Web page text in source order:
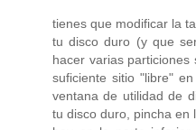
tienes que modificar la
tu disco duro (y que
hacer varias
suficiente sitio "libre"
ventana de utilidad de
tu disco duro, pincha en